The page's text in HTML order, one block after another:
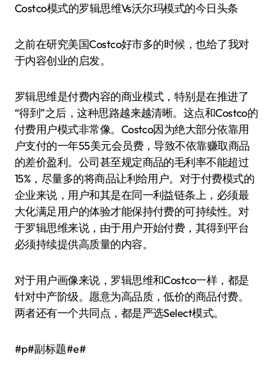
Costco模式的罗辑思维Vs沃尔玛模式的今日头条
之前在研究美国Costco好市多的时候，也给了我对
于内容创业的启发。
罗辑思维是付费内容的商业模式，特别是在推进了
“得到”之后，这种思路越来越清晰。这点和Costco的
付费用户模式非常像。Costco因为绝大部分依靠用
户支付的一年55美元会员费，导致不依靠赚取商品
的差价盈利。公司甚至规定商品的毛利率不能超过
15%，尽量多的将商品让利给用户。对于付费模式的
企业来说，用户和其是在同一利益链条上，必须最
大化满足用户的体验才能保持付费的可持续性。对
于罗辑思维来说，由于用户开始付费，其得到平台
必须持续提供高质量的内容。
对于用户画像来说，罗辑思维和Costco一样，都是
针对中产阶级。愿意为高品质，低价的商品付费。
两者还有一个共同点，都是严选Select模式。
#p#副标题#e#